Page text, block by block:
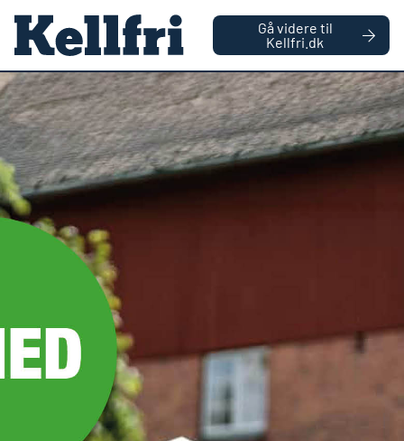
Gå videre til
Kellfri.dk
FIRMA | PRIVATPERSON
Antal
Forside Reservedele Fjeder stenudløser til skivehøster